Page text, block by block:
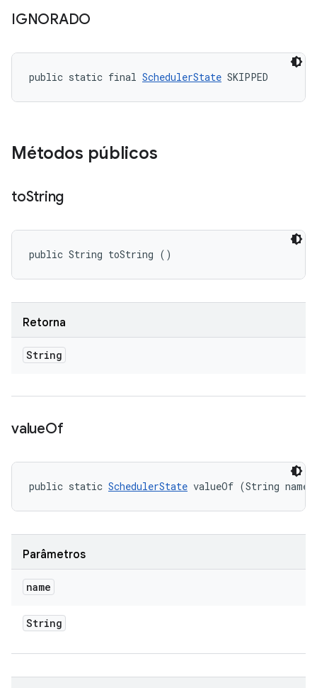
IGNORADO
public static final SchedulerState SKIPPED
Métodos públicos
toString
public String toString ()
Retorna
String
valueOf
public static SchedulerState valueOf (String name)
Parâmetros
name
String